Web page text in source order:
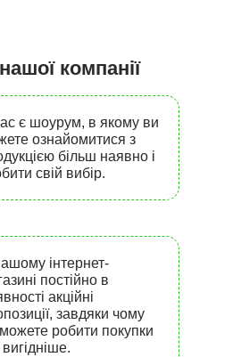
компанії
є шоурум, в якому ви
ознайомитися з
більш наявно і
свій вибір.
інтернет-
постійно в
акційні
завдяки чому
робити покупки